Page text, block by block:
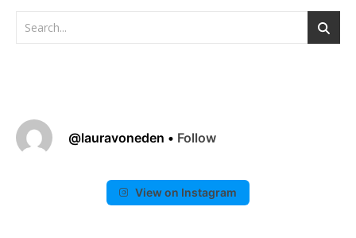
@lauravoneden • Follow
View on Instagram